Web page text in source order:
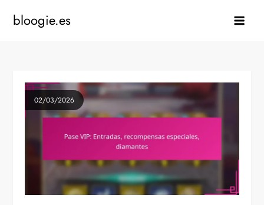
bloogie.es
02/03/2026